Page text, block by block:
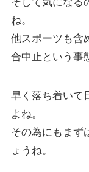
ね。
他スポーツも含
合中止という事
早く落ち着いて
よね。
その為にもまず
ょうね。